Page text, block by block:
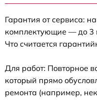
Гарантия от сервиса:
комплектующие — до 3
Что считается
Для работ: Повторное
который прямо
ремонта (например,